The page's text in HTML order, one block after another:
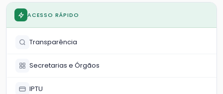
ACESSO RÁPIDO
Transparência
Secretarias e Órgãos
IPTU